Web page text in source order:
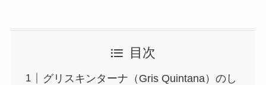
目次
グリスキンターナ（Gris Quintana）のし